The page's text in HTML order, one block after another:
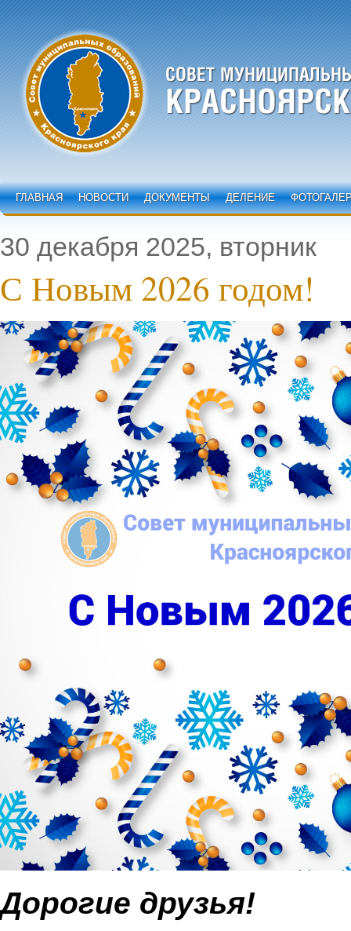
ГЛАВНАЯ НОВОСТИ ДОКУМЕНТЫ ДЕЛЕНИЕ
30 декабря 2025, вторник
С Новым 2026 годом!
Дорогие друзья!